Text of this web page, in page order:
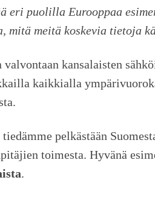
eri puolilla Eurooppaa
mitä meitä koskevia tietoja
valvontaan kansalaisten
kaikkialla
pelkästään
toimesta. Hyvänä
.